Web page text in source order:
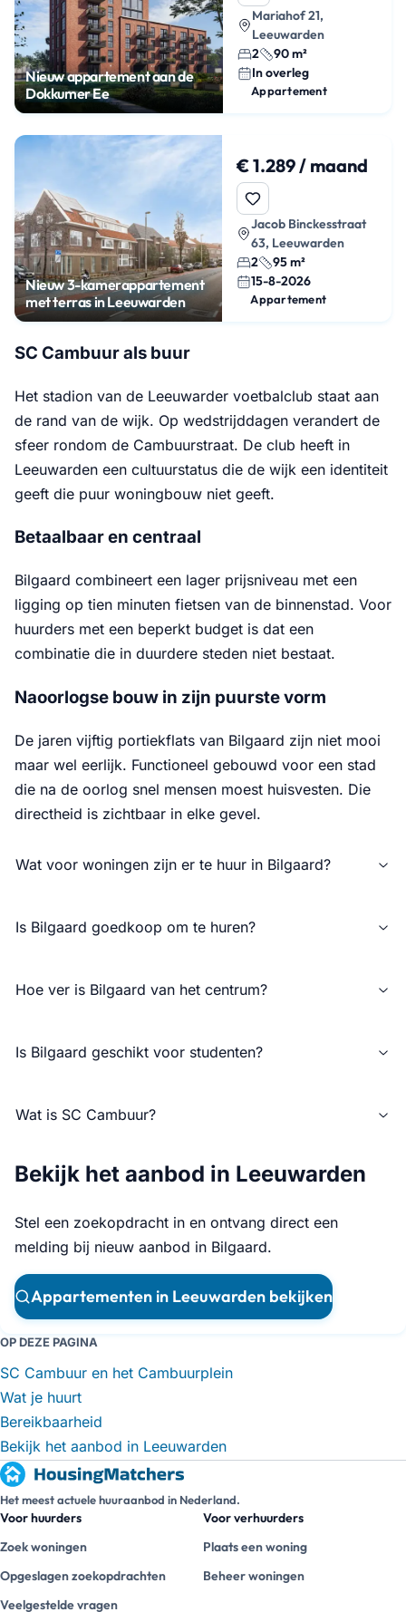
Nieuw appartement aan de
Dokkumer Ee
Mariahof 21,
Leeuwarden
2
90 m²
In overleg
Appartement
Nieuw 3-kamerappartement
met terras in Leeuwarden
€ 1.289 / maand
Jacob Binckesstraat
63, Leeuwarden
2
95 m²
15-8-2026
Appartement
SC Cambuur als buur
Het stadion van de Leeuwarder voetbalclub staat aan
de rand van de wijk. Op wedstrijddagen verandert de
sfeer rondom de Cambuurstraat. De club heeft in
Leeuwarden een cultuurstatus die de wijk een identiteit
geeft die puur woningbouw niet geeft.
Betaalbaar en centraal
Bilgaard combineert een lager prijsniveau met een
ligging op tien minuten fietsen van de binnenstad. Voor
huurders met een beperkt budget is dat een
combinatie die in duurdere steden niet bestaat.
Naoorlogse bouw in zijn puurste vorm
De jaren vijftig portiekflats van Bilgaard zijn niet mooi
maar wel eerlijk. Functioneel gebouwd voor een stad
die na de oorlog snel mensen moest huisvesten. Die
directheid is zichtbaar in elke gevel.
Wat voor woningen zijn er te huur in Bilgaard?
Is Bilgaard goedkoop om te huren?
Hoe ver is Bilgaard van het centrum?
Is Bilgaard geschikt voor studenten?
Wat is SC Cambuur?
Bekijk het aanbod in Leeuwarden
Stel een zoekopdracht in en ontvang direct een
melding bij nieuw aanbod in Bilgaard.
Appartementen in Leeuwarden bekijken
OP DEZE PAGINA
SC Cambuur en het Cambuurplein
Wat je huurt
Bereikbaarheid
Bekijk het aanbod in Leeuwarden
Het meest actuele huuraanbod in Nederland.
Voor huurders
Zoek woningen
Opgeslagen zoekopdrachten
Veelgestelde vragen
Voor verhuurders
Plaats een woning
Beheer woningen